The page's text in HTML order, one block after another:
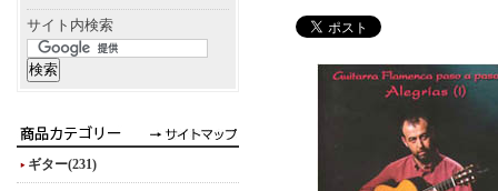
サイト内検索
ギター(231)